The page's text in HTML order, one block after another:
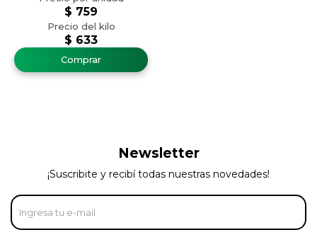
$ 633
$ 759
Newsletter
¡Suscribite y recibí todas nuestras novedades!